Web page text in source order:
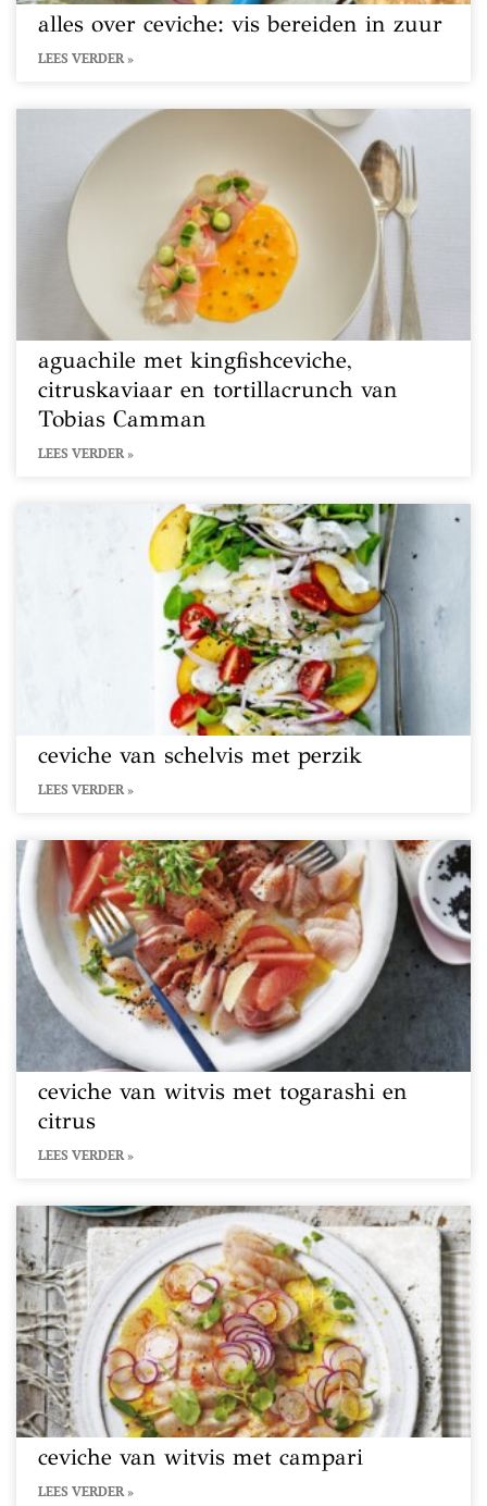
alles over ceviche: vis bereiden in zuur
LEES VERDER »
aguachile met kingfishceviche,
citruskaviaar en tortillacrunch van
Tobias Camman
LEES VERDER »
ceviche van schelvis met perzik
LEES VERDER »
ceviche van witvis met togarashi en
citrus
LEES VERDER »
ceviche van witvis met campari
LEES VERDER »